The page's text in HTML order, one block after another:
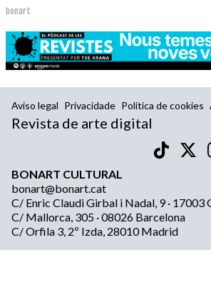
bonart
Aviso legal Privacidade Política de cookies
Revista de arte digital
BONART CULTURAL
bonart@bonart.cat
C/ Enric Claudi Girbal i Nadal, 9 · 17003
C/ Mallorca, 305 · 08026 Barcelona
C/ Orfila 3, 2º Izda, 28010 Madrid